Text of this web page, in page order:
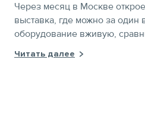
Через месяц в Москве
выставка, где можно за один
оборудование вживую,
бесплатный билет по
Читать далее